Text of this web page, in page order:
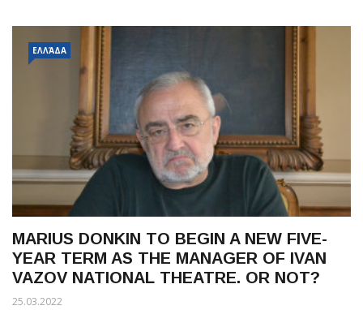
ΕΛΛΆΔΑ
MARIUS DONKIN TO BEGIN A NEW FIVE-
YEAR TERM AS THE MANAGER OF IVAN
VAZOV NATIONAL THEATRE. OR NOT?
25.03.2022